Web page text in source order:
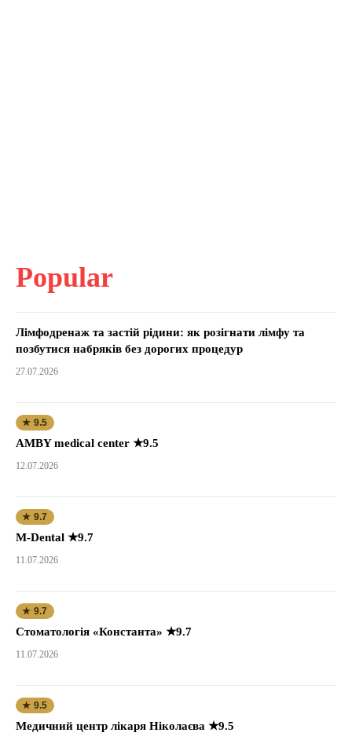
Popular
Лімфодренаж та застій рідини: як розігнати лімфу та
позбутися набряків без дорогих процедур
27.07.2026
★ 9.5
AMBY medical center ★9.5
12.07.2026
★ 9.7
M-Dental ★9.7
11.07.2026
★ 9.7
Стоматологія «Константа» ★9.7
11.07.2026
★ 9.5
Медичний центр лікаря Ніколаєва ★9.5